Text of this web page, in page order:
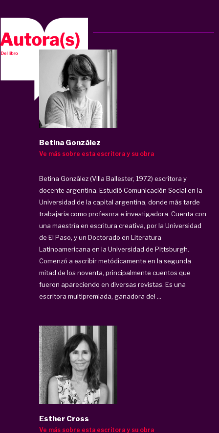
Betina González
Ve más sobre esta escritora y su obra
Betina González (Villa Ballester, 1972) escritora y
docente argentina. Estudió Comunicación Social en la
Universidad de la capital argentina, donde más tarde
trabajaría como profesora e investigadora. Cuenta con
una maestría en escritura creativa, por la Universidad
de El Paso, y un Doctorado en Literatura
Latinoamericana en la Universidad de Pittsburgh.
Comenzó a escribir metódicamente en la segunda
mitad de los noventa, principalmente cuentos que
fueron apareciendo en diversas revistas. Es una
escritora multipremiada, ganadora del ...
Esther Cross
Ve más sobre esta escritora y su obra